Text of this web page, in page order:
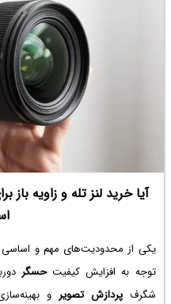
آیا خرید لنز تله و زاویه
یکی از محدودیت‌های مهم و
توجه به افزایش کیفیتحسگر
شگرفپردازش تصویر و